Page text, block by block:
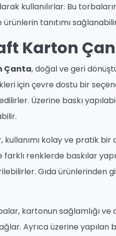
kullanılırlar. Bu
tanıtımı
Karton
Çanta, doğal ve geri
için çevre dostu bir
Üzerine baskı
kullanımı kolay ve pratik
farklı renklerde baskılar
Gıda ürünlerinden
kartonun sağlamlığı
Ayrıca üzerine